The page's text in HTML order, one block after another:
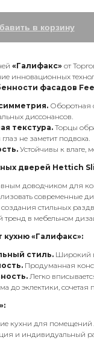
в корзину
«Галифакс» от
инновационных
фасадов
Оборотная
диссонансов.
текстура. Торцы
не заметит подвоха.
Устойчивы к влаге,
дверей Hettich
доводчиком для
современные
стильных
тренд в мебельном
«Галифакс»:
стиль. Широкий
Продуманная
Легко
до эклектики,
кухни для помещений
и индивидуальный